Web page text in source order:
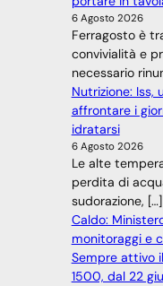
6 Agosto 2026
Ferragosto è
convivialità e
necessario
Nutrizione: Iss,
affrontare i
idratarsi
6 Agosto 2026
Le alte
perdita di
sudorazione, […]
Caldo:
monitoraggi e
Sempre attivo
1500, dal 22